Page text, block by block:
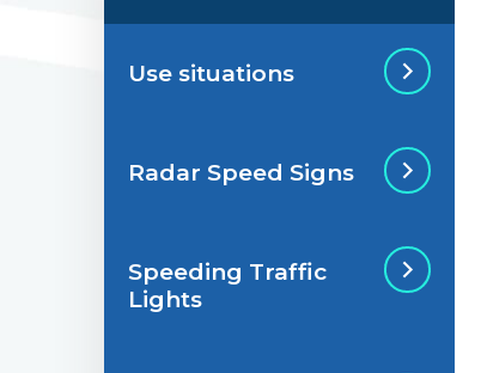
Use situations
Situations de
Situations de
Radar Speed Signs
Radar Speed Sign
Speeding Traffic
Lights